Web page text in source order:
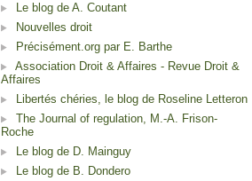
Le blog de A. Coutant
Nouvelles droit
Précisément.org par E. Barthe
Association Droit & Affaires - Revue Droit &
Affaires
Libertés chéries, le blog de Roseline Letteron
The Journal of regulation, M.-A. Frison-
Roche
Le blog de D. Mainguy
Le blog de B. Dondero